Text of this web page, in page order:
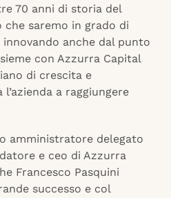
70 anni di storia del
saremo in grado di
anche dal punto
con Azzurra Capital
di crescita e
a raggiungere
amministratore delegato
e ceo di Azzurra
Francesco Pasquini
successo e col